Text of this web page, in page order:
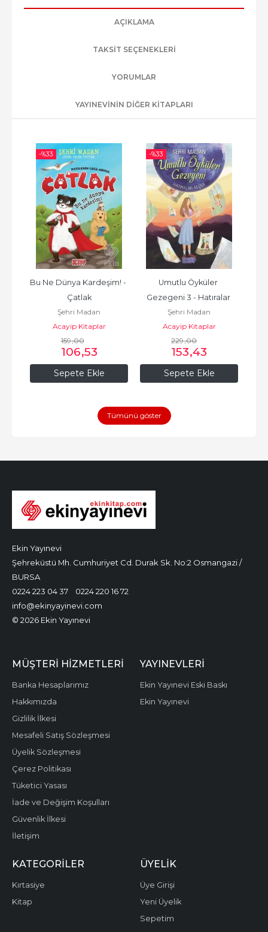
AÇIKLAMA
TAKSIT SEÇENEKLERI
YORUMLAR
YAYINEVININ DIĞER KITAPLARI
-%33
Sepete Ekle
Bu Ne Dünya Kardeşim! -
Çatlak
Şehri Madan
Acayip Kitaplar
159,00
106,53
-%33
Sepete Ekle
Umutlu Öyküler
Gezegeni 3 - Hatıralar
Geçidi
Şehri Madan
Acayip Kitaplar
229,00
153,43
Tümünü göster
Ekin Yayınevi
Şehreküstü Mh. Cumhuriyet Cd. Durak Sk. No:2 Osmangazi /
BURSA
0224 223 04 37
0224 220 16 72
info@ekinyayinevi.com
© 2026 Ekin Yayınevi
MÜŞTERI HIZMETLERI
Banka Hesaplarımız
Hakkımızda
Gizlilik İlkesi
Mesafeli Satış Sözleşmesi
Üyelik Sözleşmesi
Çerez Politikası
Tüketici Yasası
İade ve Değişim Koşulları
Güvenlik İlkesi
İletişim
YAYINEVLERI
Ekin Yayınevi Eski Baskı
Ekin Yayınevi
KATEGORILER
Kırtasiye
Kitap
ÜYELIK
Üye Girişi
Yeni Üyelik
Sepetim